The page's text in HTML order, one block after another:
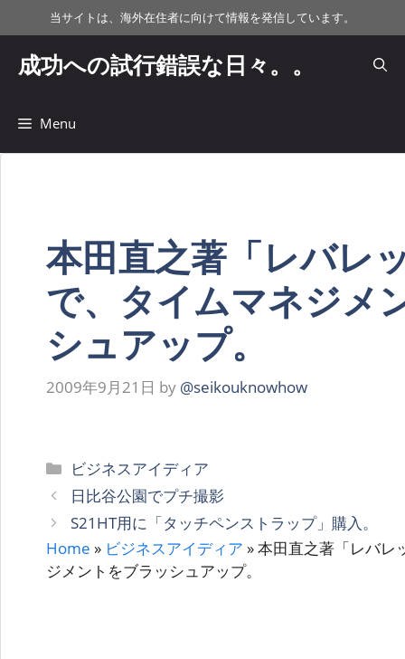
ン
当サイトは、海外在住者に向けて情報を発信しています。
成功への試行錯誤な日々。。
Menu
本田直之著「レバレ
で、タイムマネジメ
シュアップ。
2009年9月21日 by @seikouknowhow
カ
テ
ゴ
リ
ー
ビジネスアイディア
日比谷公園でプチ撮影
S21HT用に「タッチペンストラップ」購入。
Home » ビジネスアイディア »本田直之著「レバレ
ジメントをブラッシュアップ。